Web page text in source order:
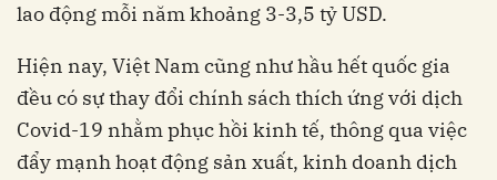
lao động mỗi năm khoảng 3-3,5 tỷ USD.
Hiện nay, Việt Nam cũng như hầu hết quốc gia
đều có sự thay đổi chính sách thích ứng với dịch
Covid-19 nhằm phục hồi kinh tế, thông qua việc
đẩy mạnh hoạt động sản xuất, kinh doanh dịch